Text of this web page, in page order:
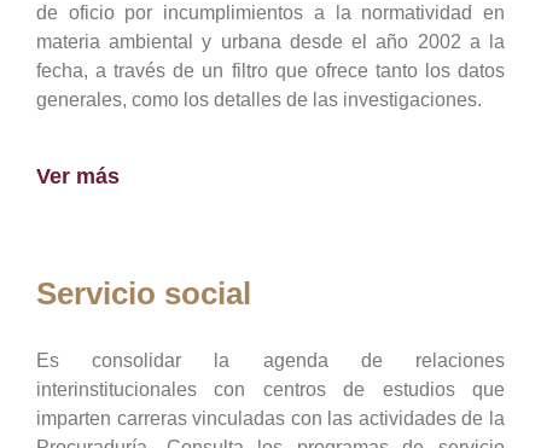
de oficio por incumplimientos a la normatividad en
materia ambiental y urbana desde el año 2002 a la
fecha, a través de un filtro que ofrece tanto los datos
generales, como los detalles de las investigaciones.
Ver más
Servicio social
Es consolidar la agenda de relaciones
interinstitucionales con centros de estudios que
imparten carreras vinculadas con las actividades de la